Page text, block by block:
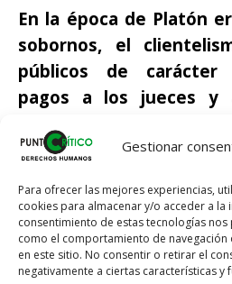
Gestionar
Para ofrecer las mejores experiencias,
cookies para almacenar y/o acceder a
consentimiento de estas tecnologías
como el comportamiento de navegación
en este sitio. No consentir o retirar el
negativamente a ciertas características y
En la época de Platón
sobornos, el
públicos de carácter
pagos a los jueces y
fines políticos,
generando un sistema
menudo hacia
encubierta.